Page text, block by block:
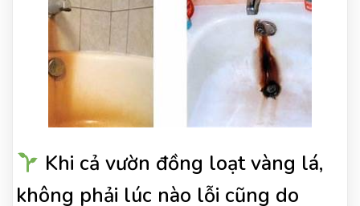
Khi cả vườn đồng loạt vàng lá,
không phải lúc nào lỗi cũng do